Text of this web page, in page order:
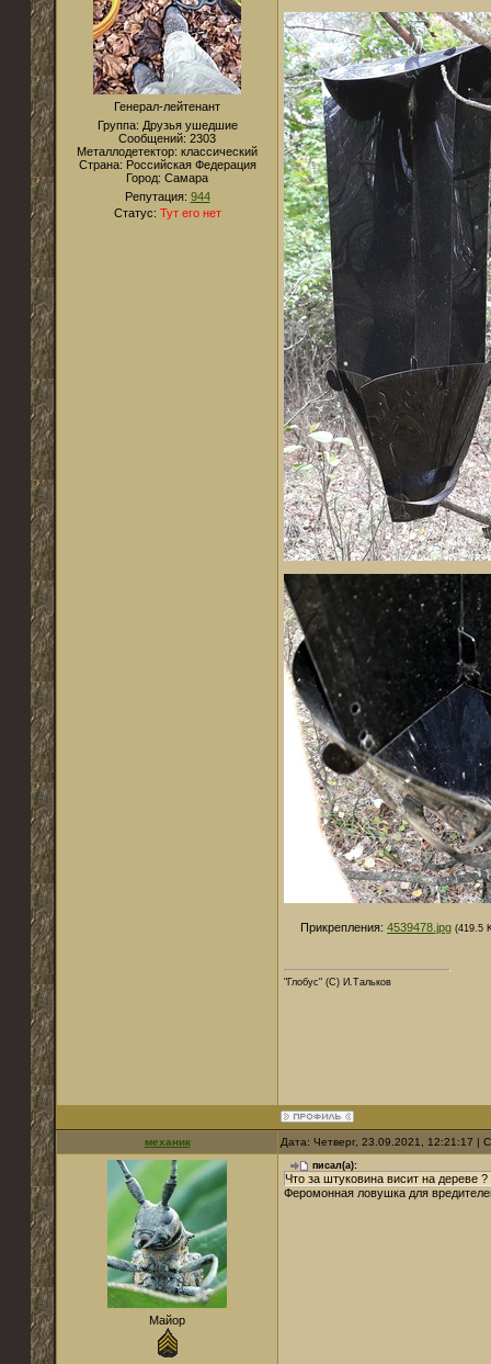
Генерал-лейтенант
Группа: Друзья ушедшие
Сообщений: 2303
Металлодетектор: классический
Страна: Российская Федерация
Город: Самара
Репутация: 944
Статус: Тут его нет
Прикрепления: 4539478.jpg (419.5
"Глобус" (С) И.Тальков
механик Дата: Четверг, 23.09.2021, 12:21:17 |
Майор
писал(а):
Что за штуковина висит на дереве ?
Феромонная ловушка для